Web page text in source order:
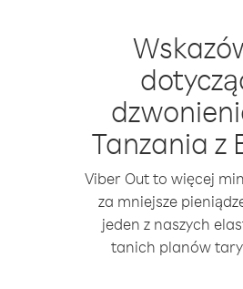
Tanzania z
Viber Out to więcej
za mniejsze
jeden z naszych
tanich planów